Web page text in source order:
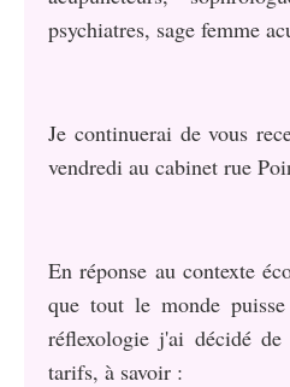
psychiatres, sage femme
Je continuerai de vous
vendredi au cabinet rue
En réponse au contexte
que tout le monde
réflexologie j'ai décidé
tarifs, à savoir :